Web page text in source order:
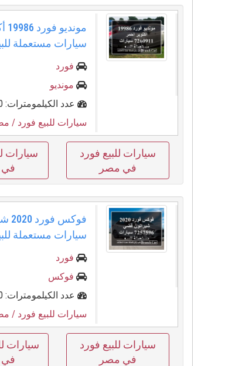
سيارات مستعملة
فورد
مونديو
عدد الكيلمومترات: 200000 كم
سيارات للبيع فورد /
سيارات للبيع فورد
في مصر
سيارات
في
سيارات مستعملة
فورد
فوكس
عدد الكيلمومترات: 110000 كم
سيارات للبيع فورد /
سيارات للبيع فورد
في مصر
سيارات
في